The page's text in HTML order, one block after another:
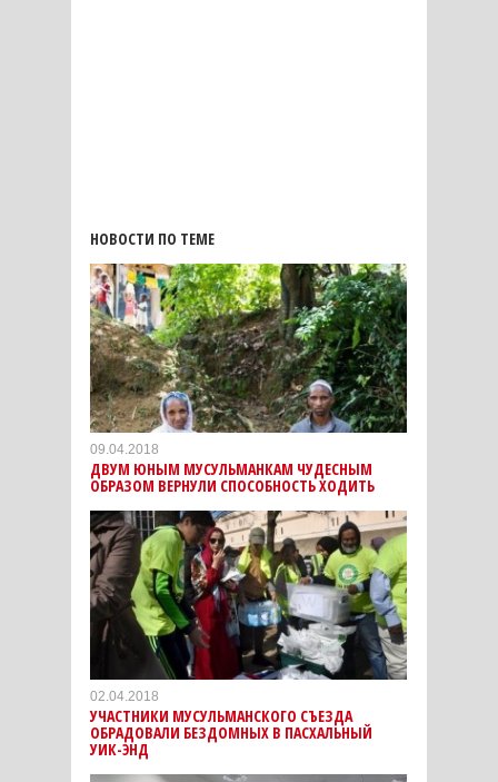
НОВОСТИ ПО ТЕМЕ
09.04.2018
ДВУМ ЮНЫМ МУСУЛЬМАНКАМ ЧУДЕСНЫМ
ОБРАЗОМ ВЕРНУЛИ СПОСОБНОСТЬ ХОДИТЬ
02.04.2018
УЧАСТНИКИ МУСУЛЬМАНСКОГО СЪЕЗДА
ОБРАДОВАЛИ БЕЗДОМНЫХ В ПАСХАЛЬНЫЙ
УИК-ЭНД